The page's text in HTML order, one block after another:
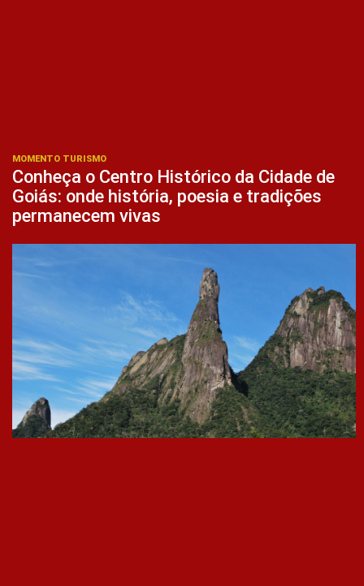
MOMENTO TURISMO
Conheça o Centro Histórico da Cidade de
Goiás: onde história, poesia e tradições
permanecem vivas